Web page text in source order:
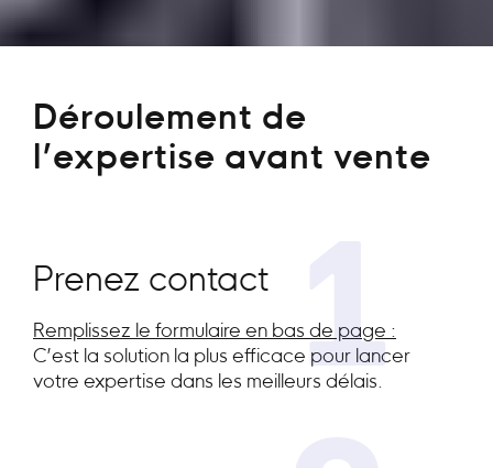
Déroulement de
l’expertise avant vente
1
Prenez contact
Remplissez le formulaire en bas de page :
C’est la solution la plus efficace pour lancer
votre expertise dans les meilleurs délais.